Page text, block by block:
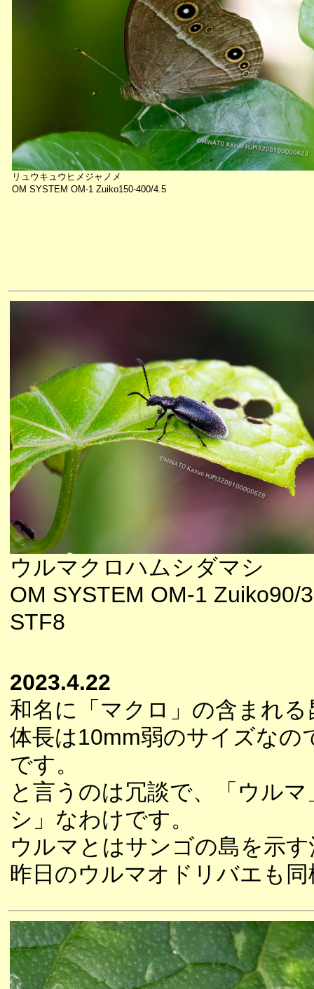
リュウキュウヒメジャノメ
OM SYSTEM OM-1 Zuiko150-400/4.5
ウルマクロハムシダマシ
OM SYSTEM OM-1 Zuiko90/
STF8
2023.4.22
和名に「マクロ」の含まれる
体長は10mm弱のサイズなの
です。
と言うのは冗談で、「ウル
シ」なわけです。
ウルマとはサンゴの島を示
昨日のウルマオドリバエも